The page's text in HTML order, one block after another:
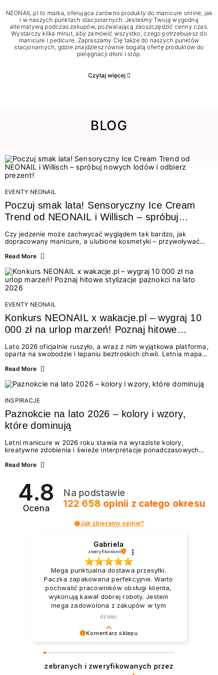
NEONAIL.pl to marka, oferująca zarówno produkty do manicure online, jak
i w naszych punktach stacjonarnych. Jesteśmy Twoją wygodną
alternatywą podczas zakupów, pozwalającą zaoszczędzić cenny czas.
Wystarczy kilka minut, aby zamówić wszystko, czego potrzebujesz do
manicure i pedicure. Zapraszamy Cię także do naszych punktów
stacjonarnych, gdzie znajdziesz równie bogatą ofertę produktów do
pielęgnacji dłoni i stóp.
Czytaj więcej
BLOG
EVENTY NEONAIL
Poczuj smak lata! Sensoryczny Ice Cream
Trend od NEONAIL i Willisch – spróbuj
nowych lodów i odbierz prezent!
Czy jedzenie może zachwycać wyglądem tak bardzo, jak
dopracowany manicure, a ulubione kosmetyki – przywoływać
świata beauty i oszałamiających deserów to coś więcej niż
zmysłami: przez soczysty kolor, aksamitną teksturę,
orzeźwiający zapach i słodki akcent na podniebieniu. Tego lata
NEONAIL łączy siły z marką Willisch, tworząc unikalny projekt
na styku jedzenia i piękna....
Read More
EVENTY NEONAIL
Konkurs NEONAIL x wakacje.pl – wygraj 10
000 zł na urlop marzeń! Poznaj hitowe
Lato 2026 oficjalnie ruszyło, a wraz z nim wyjątkowa platforma,
oparta na swobodzie i łapaniu beztroskich chwil. Letnia mapa
doświadczenia wakacji – od spontanicznych wyjazdów, przez
Motywem przewodnim jest eksplorowanie i kolekcjonowanie
letnich momentów. Z tej okazji przygotowaliśmy coś absolutnie
wyjątkowego: wielki konkurs z wakacje.pl oraz dawkę
najgorętszych trendów w...
Read More
INSPIRACJE
Paznokcie na lato 2026 – kolory i wzory,
które dominują
Letni manicure w 2026 roku stawia na wyraziste kolory,
kreatywne zdobienia i świeże interpretacje ponadczasowych
zarówno energetycznych odcieni inspirowanych wakacjami, jak
2026? Znajdź inspirację dla swojego manicure!
Read More
4.8
Ocena
Na podstawie
122 658 opinii z całego okresu
Jak zbieramy opinie?
Komentarz sklepu
NEONAIL. Pozdrawiamy
Gabriela
zweryfikowano
Mega punktualna dostawa przesyłki.
Paczka zapakowana perfekcyjnie. Warto
pochwalić pracowników obsługi klienta,
wykonują kawał dobrej roboty. Jestem
mega zadowolona z zakupów w tym
sklepie.
dzisiaj
zebranych i zweryfikowanych przez